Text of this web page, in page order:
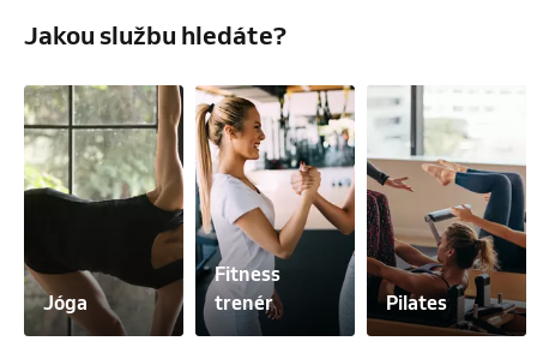
Jakou službu hledáte?
Jóga
Fitness
trenér
Pilates